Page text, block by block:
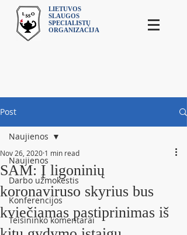
LIETUVOS
SLAUGOS
SPECIALISTŲ
ORGANIZACIJA
Post
Naujienos
Darbo užmokestis
Konferencijos
Teisininko komentarai
Naujienos
SAM: Į ligoninių
koronaviruso skyrius bus
kviečiamas pastiprinimas iš
Nov 26, 2020 1 min read